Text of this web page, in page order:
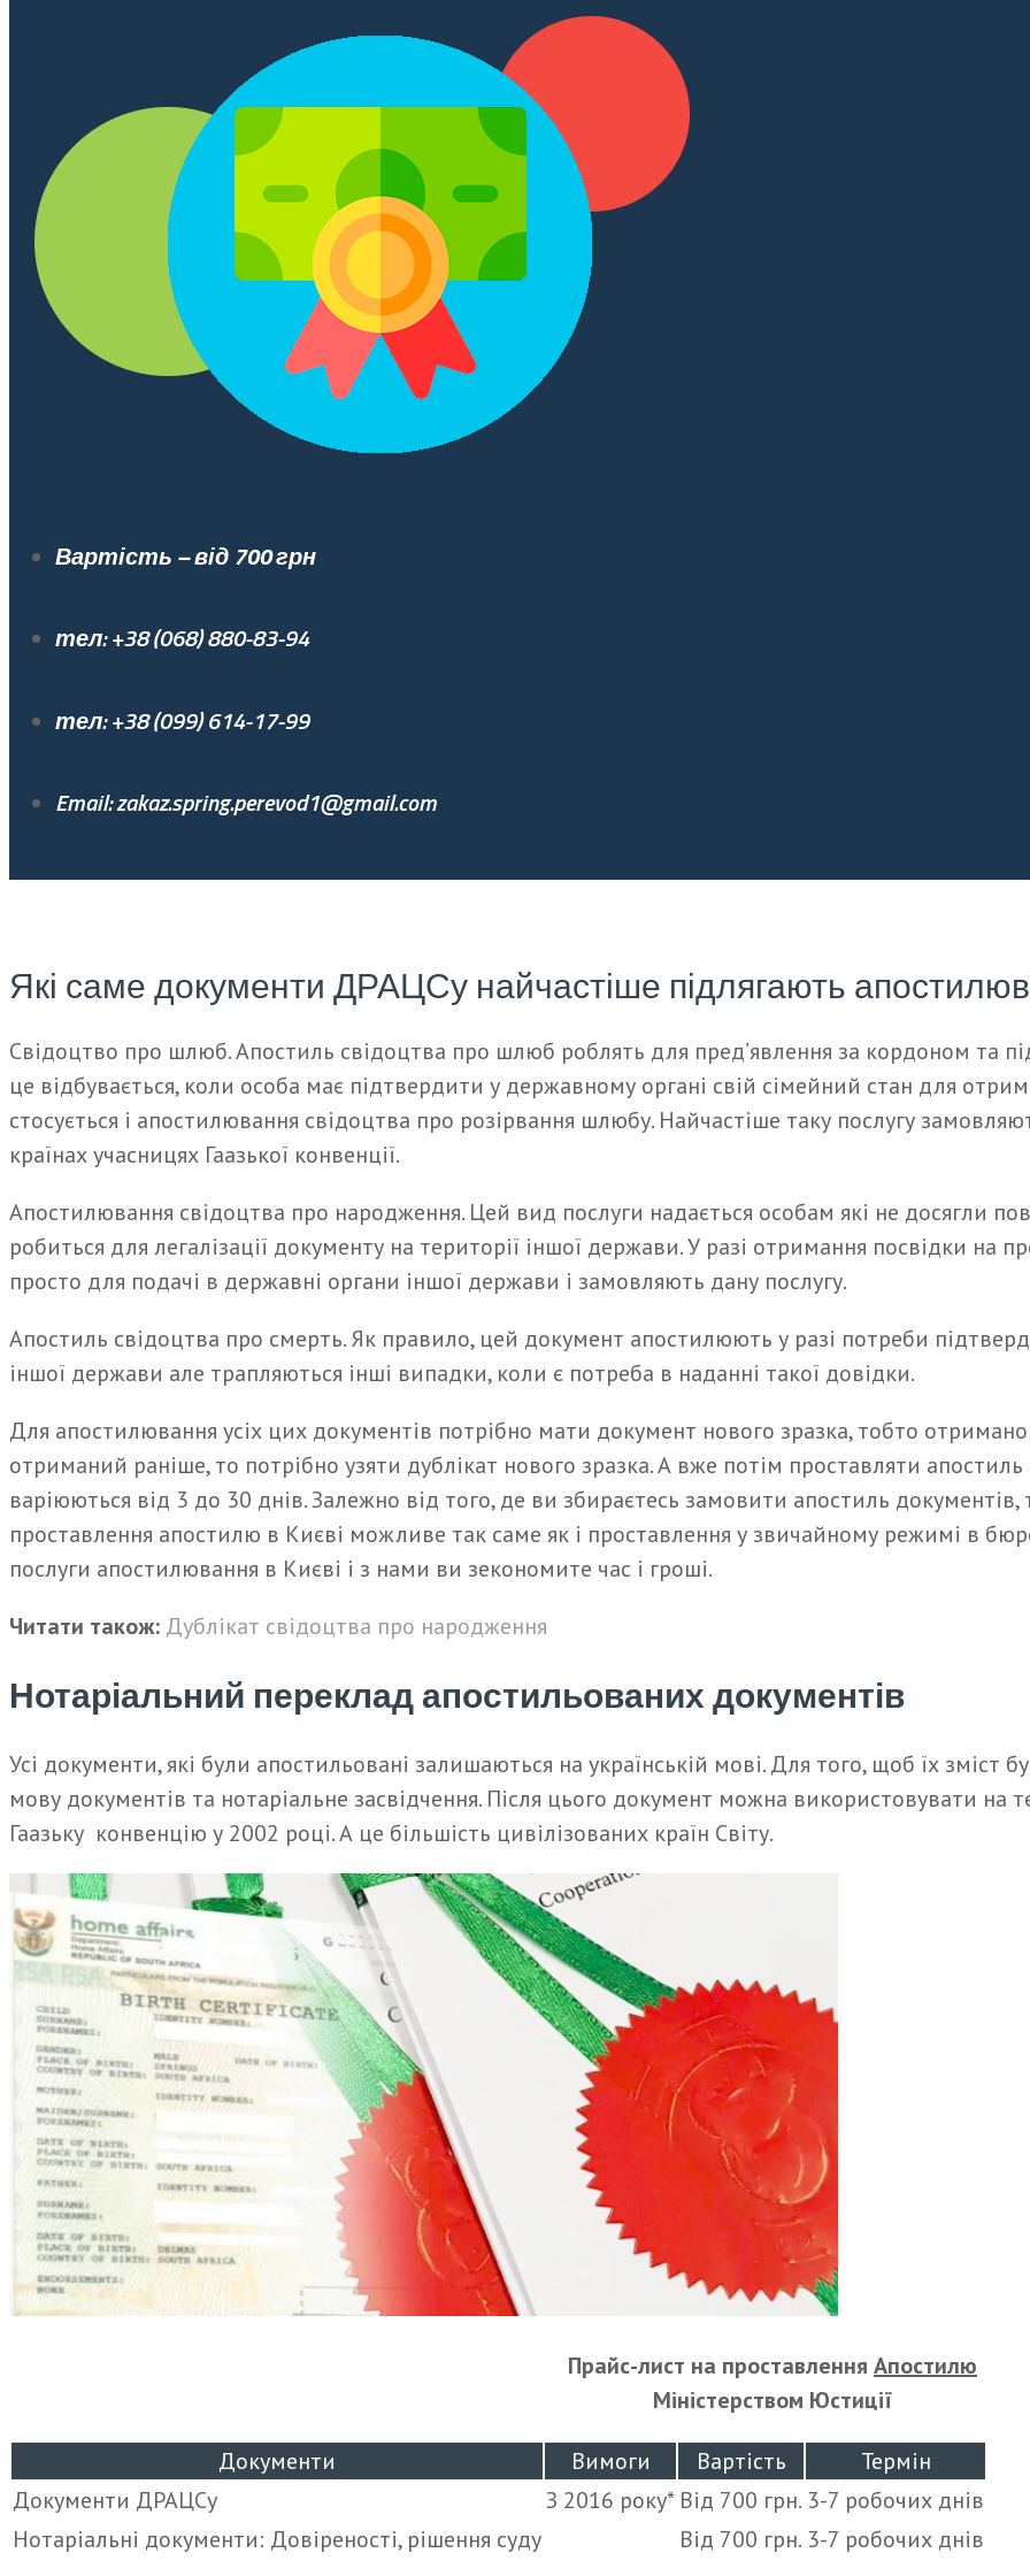
Вартість – від 700 грн
тел: +38 (068) 880-83-94
тел: +38 (099) 614-17-99
Email: zakaz.spring.perevod1@gmail.com
Які саме документи ДРАЦСу найчастіше підлягають
Свідоцтво про шлюб. Апостиль свідоцтва про шлюб роблять для пред’явлення за кордоном та
це відбувається, коли особа має підтвердити у державному органі свій сімейний стан для
стосується і апостилювання свідоцтва про розірвання шлюбу. Найчастіше таку послугу
країнах учасницях Гаазької конвенції.
Апостилювання свідоцтва про народження. Цей вид послуги надається особам які не досягли
робиться для легалізації документу на території іншої держави. У разі отримання посвідки на
просто для подачі в державні органи іншої держави і замовляють дану послугу.
Апостиль свідоцтва про смерть. Як правило, цей документ апостилюють у разі потреби
іншої держави але трапляються інші випадки, коли є потреба в наданні такої довідки.
Для апостилювання усіх цих документів потрібно мати документ нового зразка, тобто
отриманий раніше, то потрібно узяти дублікат нового зразка. А вже потім проставляти
варіюються від 3 до 30 днів. Залежно від того, де ви збираєтесь замовити апостиль
проставлення апостилю в Києві можливе так саме як і проставлення у звичайному режимі в
послуги апостилювання в Києві і з нами ви зекономите час і гроші.
Читати також: Дублікат свідоцтва про народження
Нотаріальний переклад апостильованих документів
Усі документи, які були апостильовані залишаються на українській мові. Для того, щоб їх зміст
мову документів та нотаріальне засвідчення. Після цього документ можна використовувати на
Гаазьку конвенцію у 2002 році. А це більшість цивілізованих країн Світу.
Прайс-лист на проставлення Апостилю
Міністерством Юстиції
Документи Вимоги Вартість
Термін
Документи ДРАЦСу
З 2016 року* Від 700 грн. 3-7 робочих днів
Нотаріальні документи: Довіреності, рішення суду
Від 700 грн. 3-7 робочих днів